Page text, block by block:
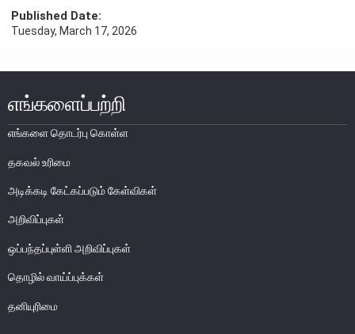
நாணயக் கொள்கை
நிதியியல் முறைமை
நிதியியல் முறைமை உறுதிப்பாடு
Published Date:
Tuesday, March 17, 2026
எங்களைப்பற்றி
எங்களை தொடர்பு கொள்ள
தகவல் உரிமை
அடிக்கடி கேட்கப்படும் கேள்விகள்
அறிவிப்புகள்
ஒப்பந்தப்புள்ளி அறிவிப்புகள்
தொழில் வாய்ப்புக்கள்
தனியுரிமை